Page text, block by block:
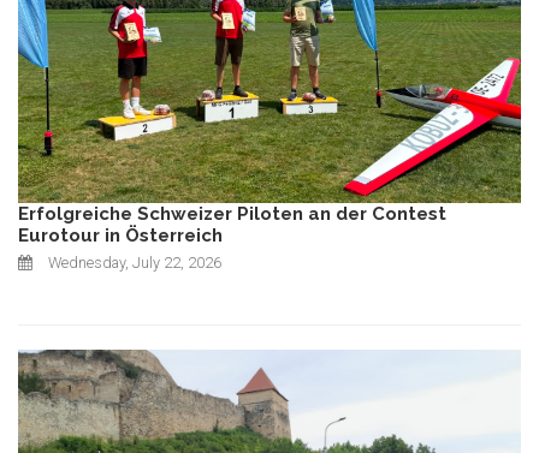
Erfolgreiche Schweizer Piloten an der Contest
Eurotour in Österreich
Wednesday, July 22, 2026